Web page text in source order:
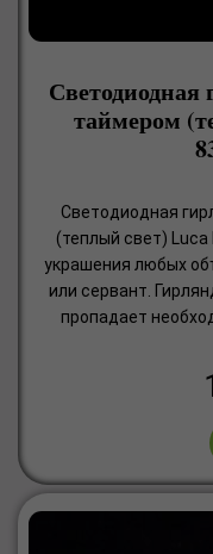
Светодиодная
таймером
Светодиодная
(теплый свет)
украшения любых
или сервант.
пропадает